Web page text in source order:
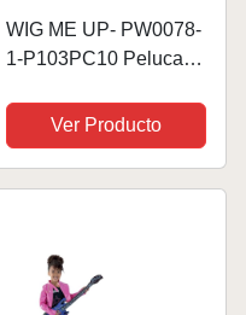
WIG ME UP- PW0078-
1-P103PC10 Peluca
Negro-Azul bisoñe
Vampiro Punky
glamoroso
Ver Producto